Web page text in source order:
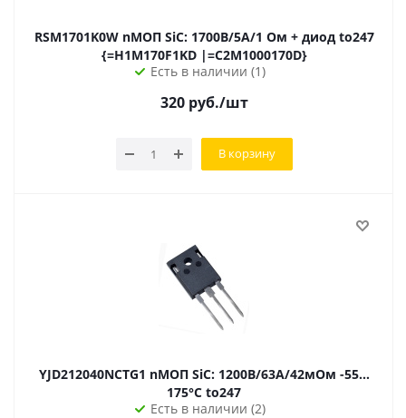
RSM1701K0W nМОП SiC: 1700В/5А/1 Ом + диод to247
{=H1M170F1KD |=C2M1000170D}
Есть в наличии (1)
320руб./шт
В корзину
YJD212040NCTG1 nМОП SiC: 1200В/63А/42мОм -55…
175°C to247
Есть в наличии (2)